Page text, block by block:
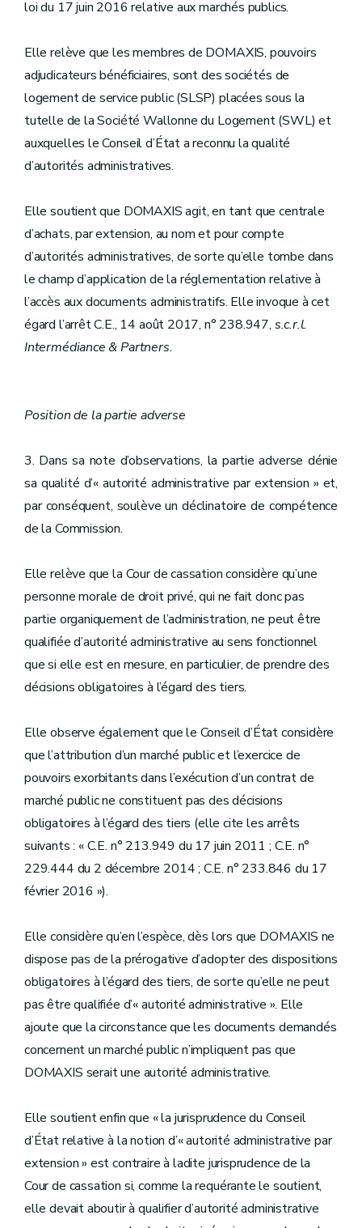
loi du 17 juin 2016 relative aux marchés publics.
Elle relève que les membres de DOMAXIS, pouvoirs
adjudicateurs bénéficiaires, sont des sociétés de
logement de service public (SLSP) placées sous la
tutelle de la Société Wallonne du Logement (SWL) et
auxquelles le Conseil d’État a reconnu la qualité
d’autorités administratives.
Elle soutient que DOMAXIS agit, en tant que centrale
d’achats, par extension, au nom et pour compte
d’autorités administratives, de sorte qu’elle tombe dans
le champ d’application de la réglementation relative à
l’accès aux documents administratifs. Elle invoque à cet
égard l’arrêt C.E., 14 août 2017, n° 238.947, s.c.r.l.
Intermédiance & Partners.
Position de la partie adverse
3. Dans sa note d’observations, la partie adverse dénie
sa qualité d’« autorité administrative par extension » et,
par conséquent, soulève un déclinatoire de compétence
de la Commission.
Elle relève que la Cour de cassation considère qu’une
personne morale de droit privé, qui ne fait donc pas
partie organiquement de l’administration, ne peut être
qualifiée d’autorité administrative au sens fonctionnel
que si elle est en mesure, en particulier, de prendre des
décisions obligatoires à l’égard des tiers.
Elle observe également que le Conseil d’État considère
que l’attribution d’un marché public et l’exercice de
pouvoirs exorbitants dans l’exécution d’un contrat de
marché public ne constituent pas des décisions
obligatoires à l’égard des tiers (elle cite les arrêts
suivants : « C.E. n° 213.949 du 17 juin 2011 ; C.E. n°
229.444 du 2 décembre 2014 ; C.E. n° 233.846 du 17
février 2016 »).
Elle considère qu’en l’espèce, dès lors que DOMAXIS ne
dispose pas de la prérogative d’adopter des dispositions
obligatoires à l’égard des tiers, de sorte qu’elle ne peut
pas être qualifiée d’« autorité administrative ». Elle
ajoute que la circonstance que les documents demandés
concernent un marché public n’impliquent pas que
DOMAXIS serait une autorité administrative.
Elle soutient enfin que « la jurisprudence du Conseil
d’État relative à la notion d’« autorité administrative par
extension » est contraire à ladite jurisprudence de la
Cour de cassation si, comme la requérante le soutient,
elle devait aboutir à qualifier d’autorité administrative